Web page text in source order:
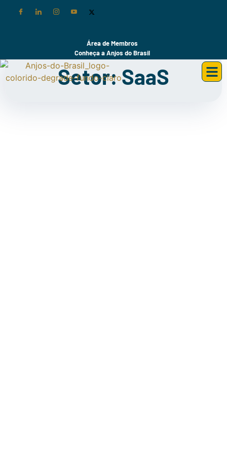
Área de Membros
Conheça a Anjos do Brasil
Setor: SaaS